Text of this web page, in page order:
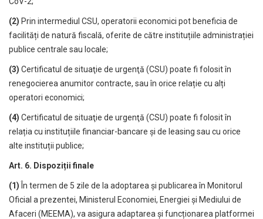
(2) Prin intermediul CSU, operatorii economici pot beneficia de
facilități de natură fiscală, oferite de către instituțiile administrației
publice centrale sau locale;
(3) Certificatul de situaţie de urgenţă (CSU) poate fi folosit în
renegocierea anumitor contracte, sau în orice relație cu alți
operatori economici;
(4) Certificatul de situaţie de urgenţă (CSU) poate fi folosit în
relația cu instituțiile financiar-bancare și de leasing sau cu orice
alte instituții publice;
Art. 6. Dispoziții finale
(1) În termen de 5 zile de la adoptarea și publicarea în Monitorul
Oficial a prezentei, Ministerul Economiei, Energiei şi Mediului de
Afaceri (MEEMA), va asigura adaptarea și funcționarea platformei